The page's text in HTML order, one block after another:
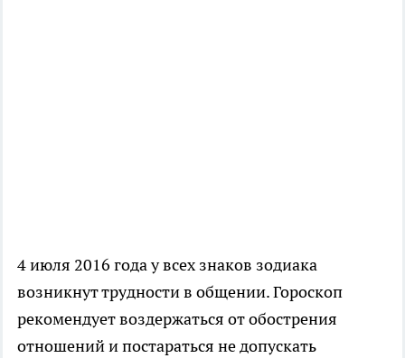
4 июля 2016 года у всех знаков зодиака
возникнут трудности в общении. Гороскоп
рекомендует воздержаться от обострения
отношений и постараться не допускать